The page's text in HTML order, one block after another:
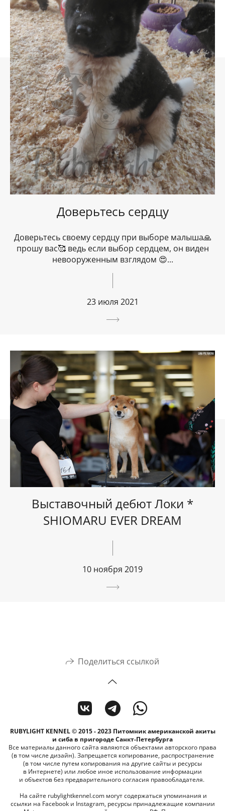
Доверьтесь сердцу
Доверьтесь своему сердцу при выборе малыша🙏
прошу вас🥰 ведь если выбор сердцем, он виден
невооруженным взглядом 😍...
23 июля 2021
Выставочный дебют Локи *
SHIOMARU EVER DREAM
10 ноября 2019
Поделиться ссылкой
RUBYLIGHT KENNEL © 2015 - 2023 Питомник американской акиты
и сиба в пригороде Санкт-Петербурга
Все материалы данного сайта являются объектами авторского права
(в том числе дизайн). Запрещается копирование, распространение
(в том числе путем копирования на другие сайты и ресурсы
в Интернете) или любое иное использование информации
и объектов без предварительного согласия правообладателя.
На сайте rubylightkennel.com могут содержаться упоминания и
ссылки на Facebook и Instagram, ресурсы принадлежащие компании